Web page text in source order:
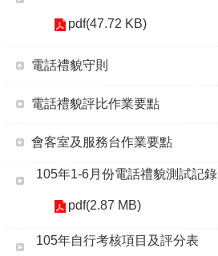
pdf(47.72 KB)
電話禮貌守則
電話禮貌評比作業要點
會客室及服務台作業要點
105年1-6月份電話禮貌測試記錄
pdf(2.87 MB)
105年自行考核項目及評分表